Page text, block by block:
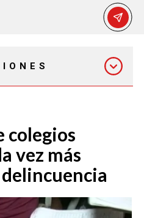
12:30 PM
7:00 PM
colegios
vez más